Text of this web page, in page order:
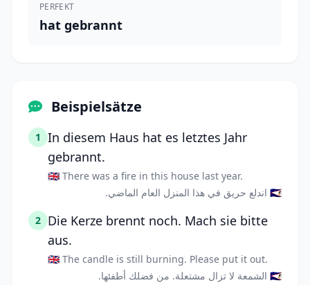
PERFEKT
hat gebrannt
Beispielsätze
1
In diesem Haus hat es letztes Jahr
gebrannt.
🇬🇧 There was a fire in this house last year.
🇸🇦 اندلع حريق في هذا المنزل العام الماضي.
2 Die Kerze brennt noch. Mach sie bitte
aus.
🇬🇧 The candle is still burning. Please put it out.
🇸🇦 الشمعة لا تزال مشتعلة. من فضلك أطفئها.